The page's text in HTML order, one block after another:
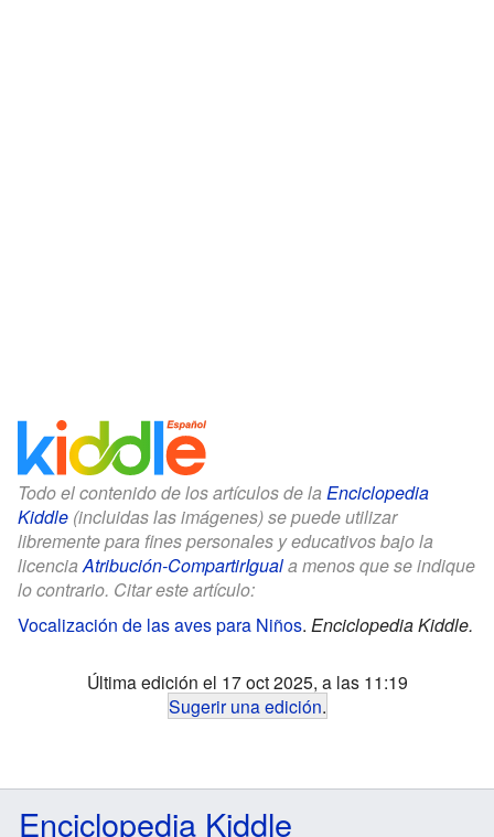
Todo el contenido de los artículos de la Enciclopedia
Kiddle (incluidas las imágenes) se puede utilizar
libremente para fines personales y educativos bajo la
licenciaAtribución-CompartirIguala menos que se indique
lo contrario. Citar este artículo:
Vocalización de las aves para Niños. Enciclopedia Kiddle.
Última edición el 17 oct 2025, a las 11:19
Sugerir una edición.
Enciclopedia Kiddle